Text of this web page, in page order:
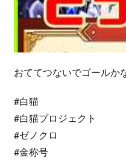
おててつないでゴールか
#白猫
#白猫プロジェクト
#ゼノクロ
#金称号